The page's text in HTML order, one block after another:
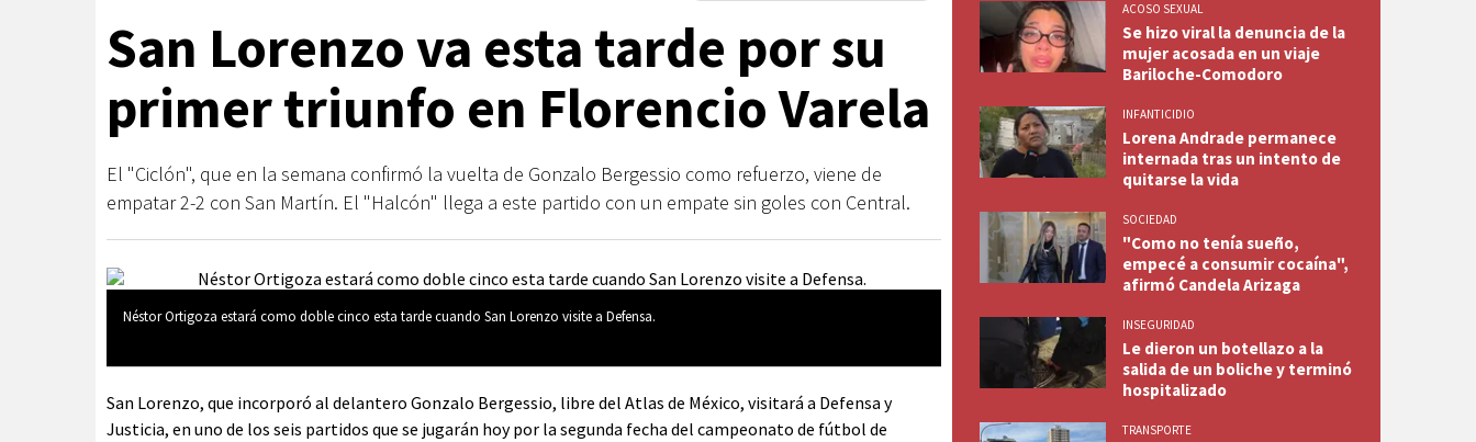
San Lorenzo va esta tarde por su
primer triunfo en Florencio Varela
El "Ciclón", que en la semana confirmó la vuelta de Gonzalo Bergessio como refuerzo, viene de
empatar 2-2 con San Martín. El "Halcón" llega a este partido con un empate sin goles con Central.
Néstor Ortigoza estará como doble cinco esta tarde cuando San Lorenzo visite a Defensa.
San Lorenzo, que incorporó al delantero Gonzalo Bergessio, libre del Atlas de México, visitará a Defensa y
Justicia, en uno de los seis partidos que se jugarán hoy por la segunda fecha del campeonato de fútbol de
ACOSO SEXUAL
Se hizo viral la denuncia de la
mujer acosada en un viaje
Bariloche-Comodoro
INFANTICIDIO
Lorena Andrade permanece
internada tras un intento de
quitarse la vida
SOCIEDAD
"Como no tenía sueño,
empecé a consumir cocaína",
afirmó Candela Arizaga
INSEGURIDAD
Le dieron un botellazo a la
salida de un boliche y terminó
hospitalizado
TRANSPORTE